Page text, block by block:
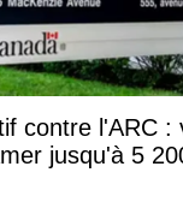
contre l'ARC :
jusqu'à 5